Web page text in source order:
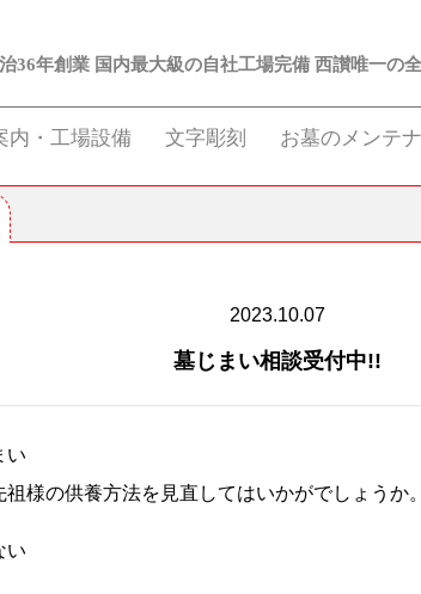
36年創業 国内最大級の自社工場完備 西讃唯一の
内・工場設備 文字彫刻 お墓のメンテ
2023.10.07
墓じまい相談受付中!!
い
様の供養方法を見直してはいかがでしょうか。
い